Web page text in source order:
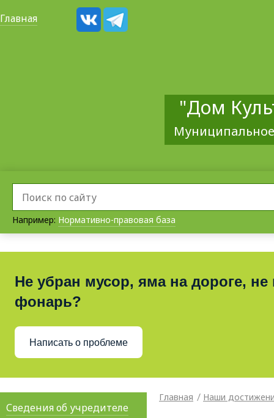
Главная
"Дом
Например: Нормативно-правовая база
Не убран мусор, яма на дороге, не
фонарь?
Написать о проблеме
Главная Наши
Сведения об учредителе